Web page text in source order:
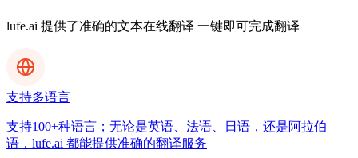
lufe.ai 提供了准确的文本在线翻译 一键即可完成翻译
支持多语言
支持100+种语言；无论是英语、法语、日语，还是阿拉伯
语，lufe.ai 都能提供准确的翻译服务